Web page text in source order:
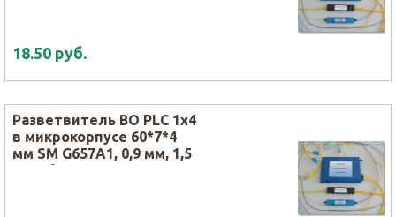
18.50 руб.
Разветвитель ВО PLC 1х4
в микрокорпусе 60*7*4
мм SM G657A1, 0,9 мм, 1,5
м, SC/APC